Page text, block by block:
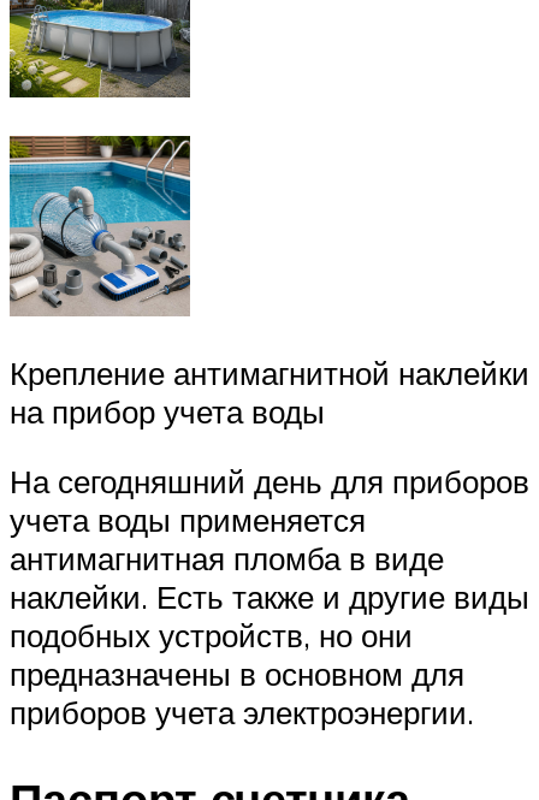
Крепление антимагнитной наклейки
на прибор учета воды
На сегодняшний день для приборов
учета воды применяется
антимагнитная пломба в виде
наклейки. Есть также и другие виды
подобных устройств, но они
предназначены в основном для
приборов учета электроэнергии.